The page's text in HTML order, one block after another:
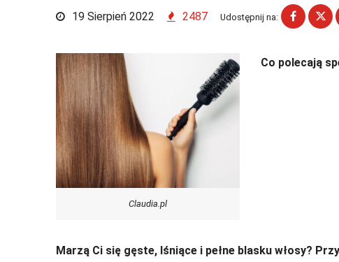
19 Sierpień 2022 2487 Udostępnij na:
Claudia.pl
Co polecają
Marzą Ci się gęste, lśniące i pełne blasku włosy?